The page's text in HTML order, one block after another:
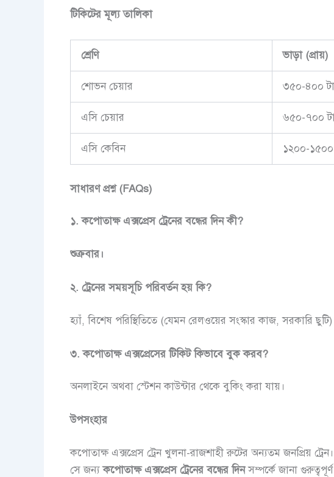
টিকিটের মূল্য তালিকা
শ্রেণি ভাড়া(প্রায়)
শোভন চেয়ার ৩৫০-৪০০
এসি চেয়ার ৬৫০-৭০০
এসি কেবিন ১২০০-১৫০০
সাধারণ প্রশ্ন(FAQs)
১.কপোতাক্ষ এক্সপ্রেস ট্রেনের বন্ধের দিন কী?
শুক্রবার।
২. ট্রেনের সময়সূচি পরিবর্তন হয় কি?
হ্যাঁ, বিশেষ পরিস্থিতিতে (যেমন রেলওয়ের সংস্কার কাজ, সরকারি
৩.কপোতাক্ষ এক্সপ্রেসের টিকিট কিভাবে বুক করব?
অনলাইনে অথবা স্টেশন কাউন্টার থেকে বুকিং করা যায়।
উপসংহার
কপোতাক্ষ এক্সপ্রেস ট্রেন খুলনা-রাজশাহী রুটের অন্যতম জনপ্রিয়
সে জন্যকপোতাক্ষ এক্সপ্রেস ট্রেনের বন্ধের দিনসম্পর্কে জানা